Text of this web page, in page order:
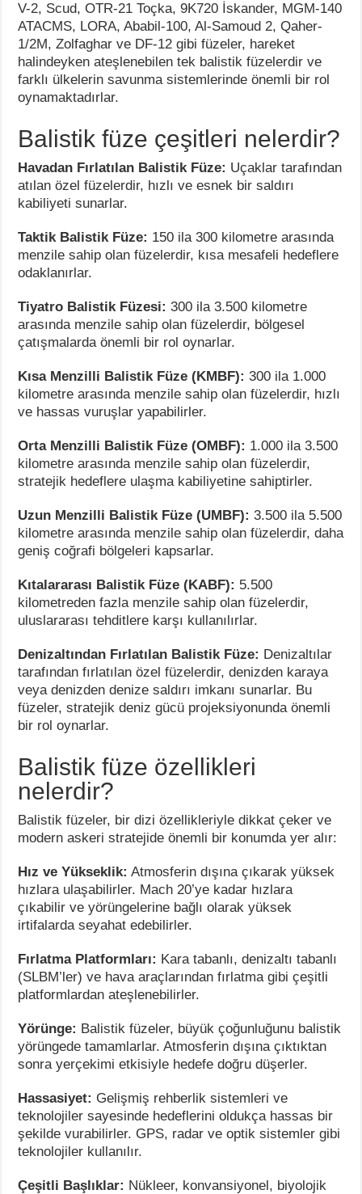
V-2, Scud, OTR-21 Toçka, 9K720 İskander, MGM-140
ATACMS, LORA, Ababil-100, Al-Samoud 2, Qaher-
1/2M, Zolfaghar ve DF-12 gibi füzeler, hareket
halindeyken ateşlenebilen tek balistik füzelerdir ve
farklı ülkelerin savunma sistemlerinde önemli bir rol
oynamaktadırlar.
Balistik füze çeşitleri nelerdir?
Havadan Fırlatılan Balistik Füze: Uçaklar tarafından
atılan özel füzelerdir, hızlı ve esnek bir saldırı
kabiliyeti sunarlar.
Taktik Balistik Füze: 150 ila 300 kilometre arasında
menzile sahip olan füzelerdir, kısa mesafeli hedeflere
odaklanırlar.
Tiyatro Balistik Füzesi: 300 ila 3.500 kilometre
arasında menzile sahip olan füzelerdir, bölgesel
çatışmalarda önemli bir rol oynarlar.
Kısa Menzilli Balistik Füze (KMBF): 300 ila 1.000
kilometre arasında menzile sahip olan füzelerdir, hızlı
ve hassas vuruşlar yapabilirler.
Orta Menzilli Balistik Füze (OMBF): 1.000 ila 3.500
kilometre arasında menzile sahip olan füzelerdir,
stratejik hedeflere ulaşma kabiliyetine sahiptirler.
Uzun Menzilli Balistik Füze (UMBF): 3.500 ila 5.500
kilometre arasında menzile sahip olan füzelerdir, daha
geniş coğrafi bölgeleri kapsarlar.
Kıtalararası Balistik Füze (KABF): 5.500
kilometreden fazla menzile sahip olan füzelerdir,
uluslararası tehditlere karşı kullanılırlar.
Denizaltından Fırlatılan Balistik Füze: Denizaltılar
tarafından fırlatılan özel füzelerdir, denizden karaya
veya denizden denize saldırı imkanı sunarlar. Bu
füzeler, stratejik deniz gücü projeksiyonunda önemli
bir rol oynarlar.
Balistik füze özellikleri
nelerdir?
Balistik füzeler, bir dizi özellikleriyle dikkat çeker ve
modern askeri stratejide önemli bir konumda yer alır:
Hız ve Yükseklik: Atmosferin dışına çıkarak yüksek
hızlara ulaşabilirler. Mach 20’ye kadar hızlara
çıkabilir ve yörüngelerine bağlı olarak yüksek
irtifalarda seyahat edebilirler.
Fırlatma Platformları: Kara tabanlı, denizaltı tabanlı
(SLBM’ler) ve hava araçlarından fırlatma gibi çeşitli
platformlardan ateşlenebilirler.
Yörünge: Balistik füzeler, büyük çoğunluğunu balistik
yörüngede tamamlarlar. Atmosferin dışına çıktıktan
sonra yerçekimi etkisiyle hedefe doğru düşerler.
Hassasiyet: Gelişmiş rehberlik sistemleri ve
teknolojiler sayesinde hedeflerini oldukça hassas bir
şekilde vurabilirler. GPS, radar ve optik sistemler gibi
teknolojiler kullanılır.
Çeşitli Başlıklar: Nükleer, konvansiyonel, biyolojik